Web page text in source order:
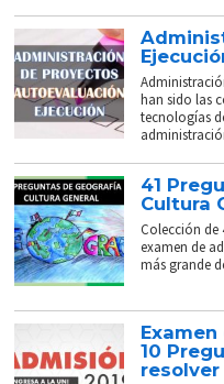
han sido las
tecnologías
41
Cultura
Colección de
examen de
más grande
Examen
10
resolver